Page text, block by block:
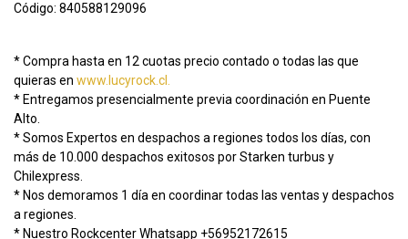
Código: 840588129096
* Compra hasta en 12 cuotas precio contado o todas las que
quieras en www.lucyrock.cl.
* Entregamos presencialmente previa coordinación en Puente
Alto.
* Somos Expertos en despachos a regiones todos los días, con
más de 10.000 despachos exitosos por Starken turbus y
Chilexpress.
* Nos demoramos 1 día en coordinar todas las ventas y despachos
a regiones.
* Nuestro Rockcenter Whatsapp +56952172615